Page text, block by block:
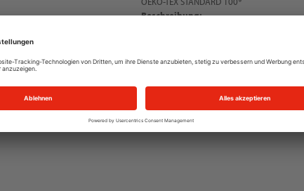
Beschreibung:
NITRAS MOTION TEX LIGHT, Poloshirt,
angenehmer Tragekomfort dank
Baumwolle, einlaufvorbehandelt, enzym-
gerippter Kragen, gerippte
robuste Doppelnähte am Saum, doppelt
atmungsaktiv, leicht abreißbare
100®, Regular Fit, PSA-Risikokategorie I